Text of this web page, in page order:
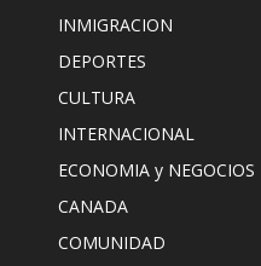
INMIGRACION
DEPORTES
CULTURA
INTERNACIONAL
ECONOMIA y NEGOCIOS
CANADA
COMUNIDAD